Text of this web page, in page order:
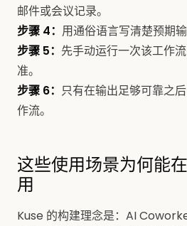
邮件或会议记录。
步骤 4： 用通俗语言写清楚预期输
步骤 5： 先手动运行一次该工作
准。
步骤 6： 只有在输出足够可靠之
作流。
这些使用场景为何能
用
Kuse 的构建理念是：AI